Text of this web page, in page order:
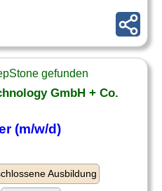
gefunden
GmbH + Co.
(m/w/d)
Ausbildung